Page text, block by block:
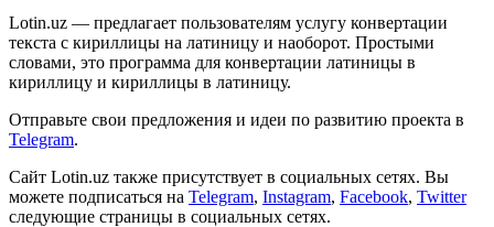
Lotin.uz — предлагает пользователям услугу конвертации
текста с кириллицы на латиницу и наоборот. Простыми
словами, это программа для конвертации латиницы в
кириллицу и кириллицы в латиницу.
Отправьте свои предложения и идеи по развитию проекта в
Telegram.
Сайт Lotin.uz также присутствует в социальных сетях. Вы
можете подписаться на Telegram, Instagram, Facebook, Twitter
следующие страницы в социальных сетях.